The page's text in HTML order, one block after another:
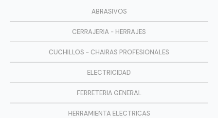
ABRASIVOS
CERRAJERIA - HERRAJES
CUCHILLOS - CHAIRAS PROFESIONALES
ELECTRICIDAD
FERRETERIA GENERAL
HERRAMIENTA ELECTRICAS